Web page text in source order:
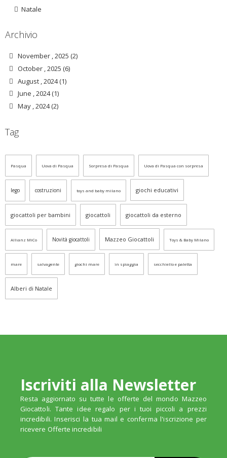
Natale
Archivio
November , 2025 (2)
October , 2025 (6)
August , 2024 (1)
June , 2024 (1)
May , 2024 (2)
Tag
Pasqua Uova di Pasqua Sorpresa di Pasqua Uova di Pasqua con sorpresa
lego costruzioni toys and baby milano giochi educativi
giocattoli per bambini giocattoli giocattoli da esterno
Allianz MiCo Novità giocattoli Mazzeo Giocattoli Toys & Baby Milano
mare salvagente giochi mare in spiaggia secchiello e paletta
Alberi di Natale
Iscriviti alla Newsletter
Resta aggiornato su tutte le offerte del mondo Mazzeo
Giocattoli. Tante idee regalo per i tuoi piccoli a prezzi
incredibili. Inserisci la tua mail e conferma l'iscrizione per
ricevere Offerte incredibili